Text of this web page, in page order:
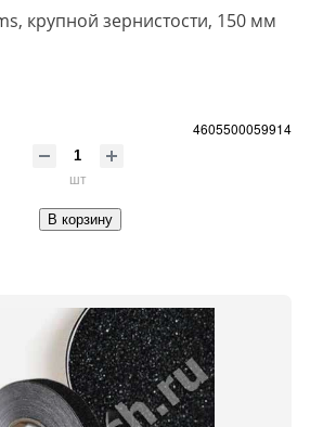
крупной зернистости, 150 мм
4605500059914
шт
В корзину